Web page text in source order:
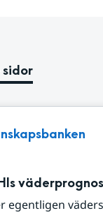
egentligen